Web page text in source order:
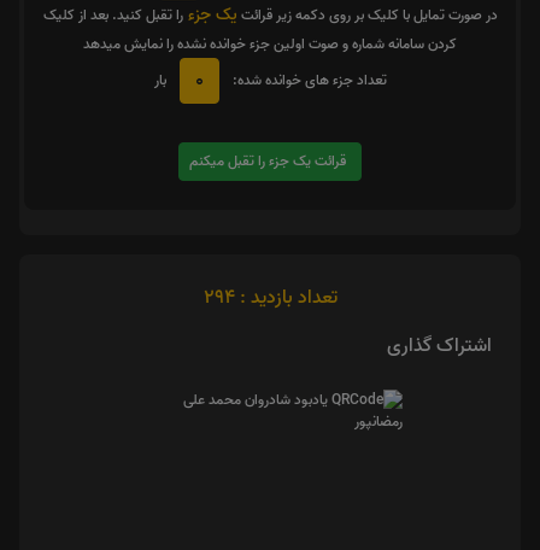
در صورت تمایل با کلیک بر روی دکمه زیر قرائت یک جزءرا تقبل کنید. بعد از کلیک
کردن سامانه شماره و صوت اولین جزء خوانده نشده را نمایش میدهد
تعداد جزء های خوانده شده:
0 بار
قرائت یک جزء را تقبل میکنم
تعداد بازدید : 294
اشتراک گذاری